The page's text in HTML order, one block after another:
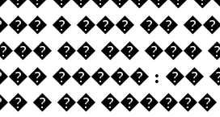
� ��� ��
�� �� ���
����� : ��
� ��